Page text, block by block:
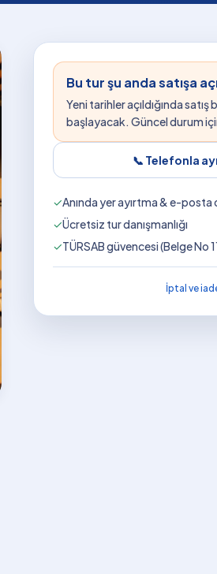
Bu tur şu anda satışa
Yeni tarihler açıldığında
başlayacak. Güncel durum
📞 Telefonla
✓Anında yer ayırtma & e-posta
✓Ücretsiz tur danışmanlığı
✓TÜRSAB güvencesi (Belge No
İptal ve